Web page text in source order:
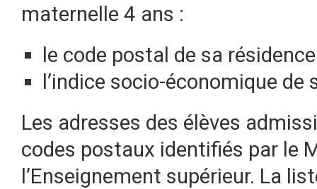
maternelle 4 ans :
le code postal de sa résidence
l’indice socio-économique
Les adresses des élèves
codes postaux identifiés par le
l’Enseignement supérieur. La